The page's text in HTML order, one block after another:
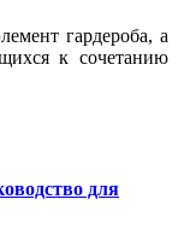
гардероба, а
к сочетанию
для